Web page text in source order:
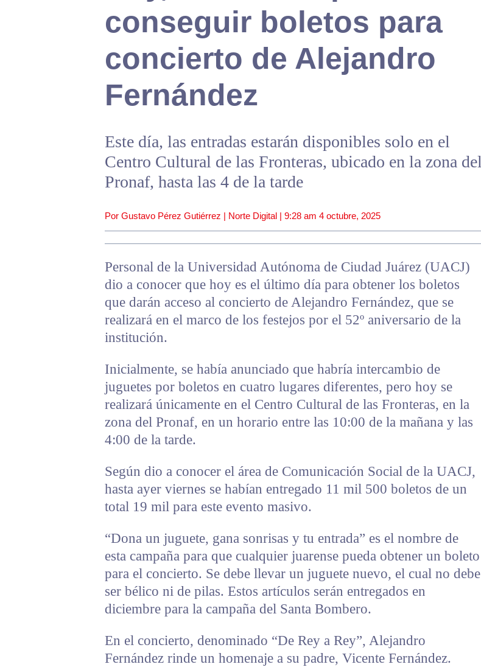
conseguir boletos para
concierto de Alejandro
Fernández
Este día, las entradas estarán disponibles solo en el
Centro Cultural de las Fronteras, ubicado en la zona del
Pronaf, hasta las 4 de la tarde
Por Gustavo Pérez Gutiérrez | Norte Digital | 9:28 am 4 octubre, 2025
Personal de la Universidad Autónoma de Ciudad Juárez (UACJ)
dio a conocer que hoy es el último día para obtener los boletos
que darán acceso al concierto de Alejandro Fernández, que se
realizará en el marco de los festejos por el 52º aniversario de la
institución.
Inicialmente, se había anunciado que habría intercambio de
juguetes por boletos en cuatro lugares diferentes, pero hoy se
realizará únicamente en el Centro Cultural de las Fronteras, en la
zona del Pronaf, en un horario entre las 10:00 de la mañana y las
4:00 de la tarde.
Según dio a conocer el área de Comunicación Social de la UACJ,
hasta ayer viernes se habían entregado 11 mil 500 boletos de un
total 19 mil para este evento masivo.
“Dona un juguete, gana sonrisas y tu entrada” es el nombre de
esta campaña para que cualquier juarense pueda obtener un boleto
para el concierto. Se debe llevar un juguete nuevo, el cual no debe
ser bélico ni de pilas. Estos artículos serán entregados en
diciembre para la campaña del Santa Bombero.
En el concierto, denominado “De Rey a Rey”, Alejandro
Fernández rinde un homenaje a su padre, Vicente Fernández.